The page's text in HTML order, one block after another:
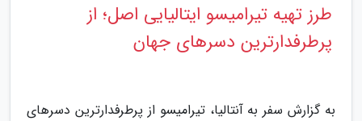
طرز تهیه تیرامیسو ایتالیایی اصل؛ از
پرطرفدارترین دسرهای جهان
به گزارش سفر به آنتالیا، تیرامیسو از پرطرفدارترین دسرهای